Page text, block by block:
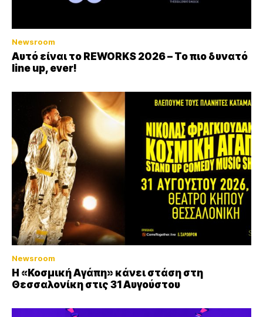
Newsroom
Αυτό είναι το REWORKS 2026 – Το πιο δυνατό
line up, ever!
Newsroom
Η «Κοσμική Αγάπη» κάνει στάση στη
Θεσσαλονίκη στις 31 Αυγούστου